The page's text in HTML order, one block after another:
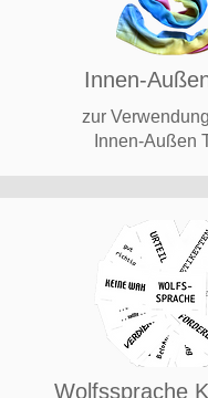
Innen-
zur
Innen-Außen
Wolfssprache